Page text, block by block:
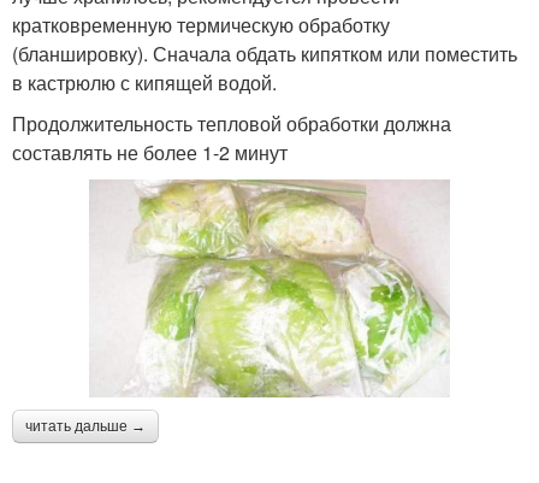
кратковременную термическую обработку
(бланшировку). Сначала обдать кипятком или поместить
в кастрюлю с кипящей водой.
Продолжительность тепловой обработки должна
составлять не более 1-2 минут
читать дальше →